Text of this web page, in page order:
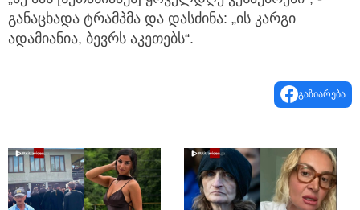
განაცხადა ტრამპმა და დასძინა: „ის კარგი
ადამიანია, ბევრს აკეთებს“.
გაზიარება